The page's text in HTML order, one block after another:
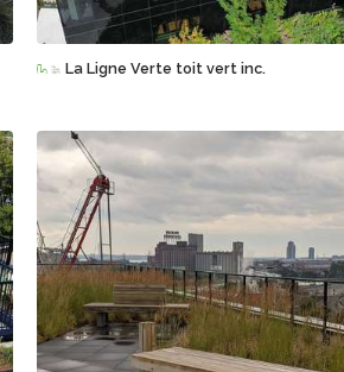
La Ligne Verte toit vert inc.